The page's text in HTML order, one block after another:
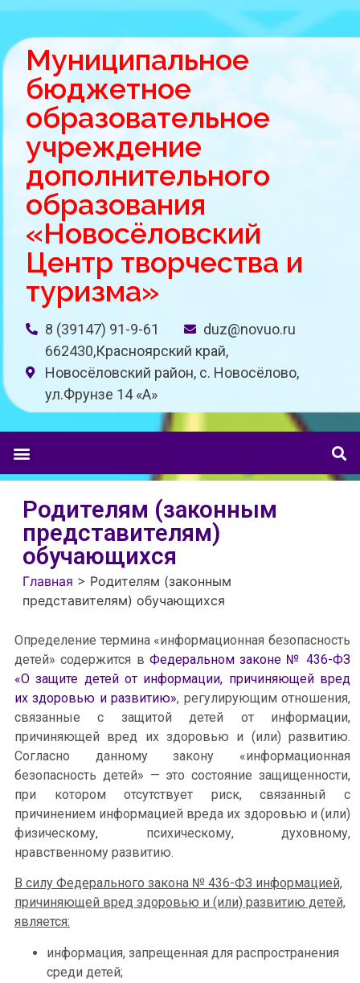
Муниципальное
бюджетное
образовательное
учреждение
дополнительного
образования
«Новосёловский
Центр творчества и
туризма»
8 (39147) 91-9-61
duz@novuo.ru
662430,Красноярский край,
Новосёловский район, с. Новосёлово,
ул.Фрунзе 14 «A»
Родителям (законным
представителям)
обучающихся
Главная > Родителям (законным
представителям) обучающихся
Определение термина «информационная безопасность
детей» содержится в Федеральном законе № 436-ФЗ
«О защите детей от информации, причиняющей вред
их здоровью и развитию», регулирующим отношения,
связанные с защитой детей от информации,
причиняющей вред их здоровью и (или) развитию.
Согласно данному закону «информационная
безопасность детей» — это состояние защищенности,
при котором отсутствует риск, связанный с
причинением информацией вреда их здоровью и (или)
физическому, психическому, духовному,
нравственному развитию.
В силу Федерального закона № 436-ФЗ информацией,
причиняющей вред здоровью и (или) развитию детей,
является:
информация, запрещенная для распространения
среди детей;